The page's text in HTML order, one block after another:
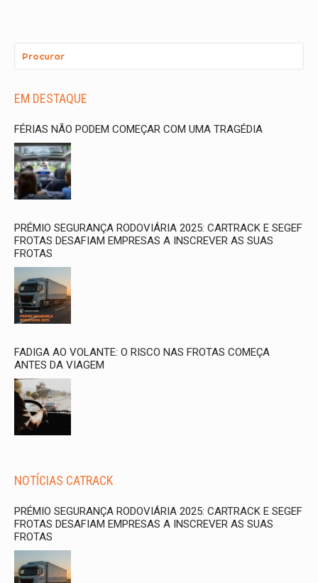
EM DESTAQUE
FÉRIAS NÃO PODEM COMEÇAR COM UMA TRAGÉDIA
PRÉMIO SEGURANÇA RODOVIÁRIA 2025: CARTRACK E SEGEF
FROTAS DESAFIAM EMPRESAS A INSCREVER AS SUAS
FROTAS
FADIGA AO VOLANTE: O RISCO NAS FROTAS COMEÇA
ANTES DA VIAGEM
NOTÍCIAS CATRACK
PRÉMIO SEGURANÇA RODOVIÁRIA 2025: CARTRACK E SEGEF
FROTAS DESAFIAM EMPRESAS A INSCREVER AS SUAS
FROTAS